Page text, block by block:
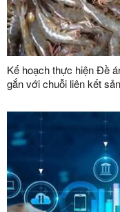
Kế hoạch thực hiện Đề
gắn với chuỗi liên kết
2030”